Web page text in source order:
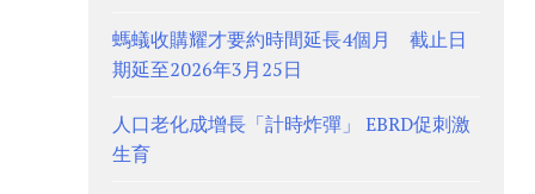
螞蟻收購耀才要約時間延長4個月 截止日
期延至2026年3月25日
人口老化成增長「計時炸彈」 EBRD促刺激
生育